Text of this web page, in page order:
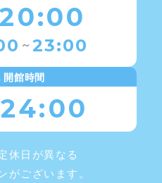
20:00
～ 23:00
開館時間
24:00
休日が異なる
がございます。